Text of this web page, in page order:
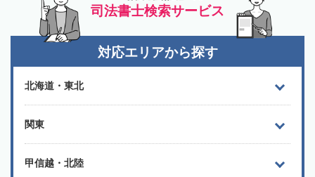
司法書士検索サービス
対応エリアから探す
北海道・東北
関東
甲信越・北陸